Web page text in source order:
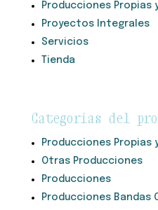
Producciones Propias
Proyectos Integrales
Servicios
Tienda
Categorías del
Producciones Propias
Otras Producciones
Producciones
Producciones Bandas